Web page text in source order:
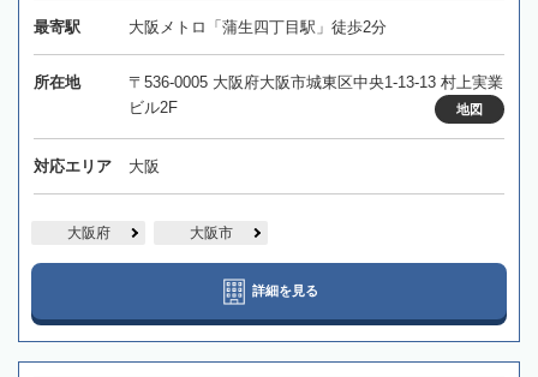
最寄駅 大阪メトロ「蒲生四丁目駅」徒歩2分
所在地
〒536-0005 大阪府大阪市城東区中央1-13-13 村上実業
ビル2F
地図
対応エリア 大阪
大阪府 大阪市
詳細を見る